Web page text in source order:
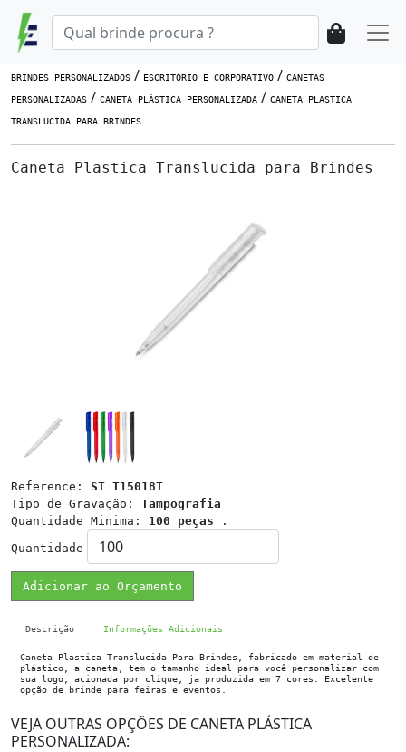
BRINDES PERSONALIZADOS / ESCRITÓRIO E CORPORATIVO / CANETAS
PERSONALIZADAS / CANETA PLÁSTICA PERSONALIZADA / CANETA PLASTICA
TRANSLUCIDA PARA BRINDES
Caneta Plastica Translucida para Brindes
Reference: ST T15018T
Tipo de Gravação: Tampografia
Quantidade Minima: 100 peças .
Quantidade
Adicionar ao Orçamento
Descrição Informações Adicionais
Caneta Plastica Translucida Para Brindes, fabricado em material de
plástico, a caneta, tem o tamanho ideal para você personalizar com
sua logo, acionada por clique, ja produzida em 7 cores. Excelente
opção de brinde para feiras e eventos.
VEJA OUTRAS OPÇÕES DE CANETA PLÁSTICA
PERSONALIZADA: